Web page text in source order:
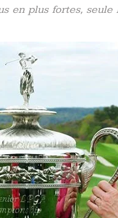
en plus fortes,